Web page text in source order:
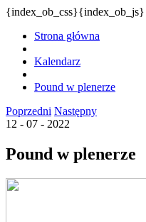
{index_ob_css}{index_ob_js}
Strona główna
Kalendarz
Pound w plenerze
Poprzedni Następny
12 - 07 - 2022
Pound w plenerze